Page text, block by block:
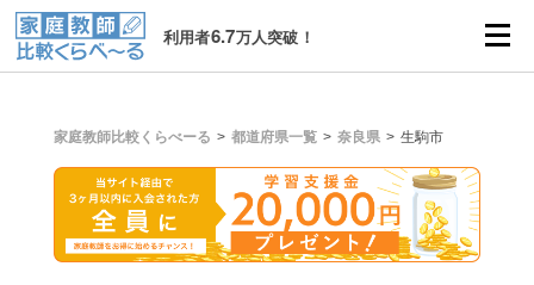
利用者6.7万人突破！
家庭教師比較くらべーる 都道府県一覧 奈良県 生駒市